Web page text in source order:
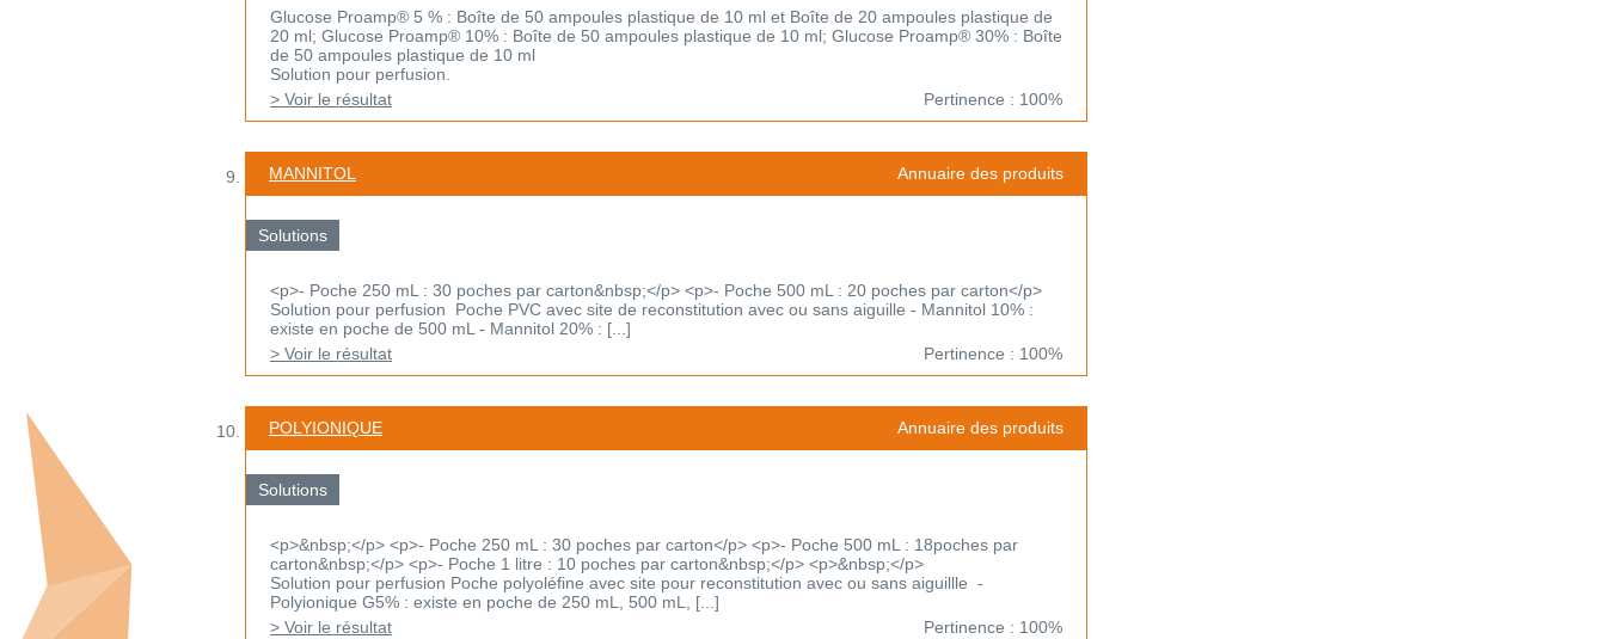
Glucose Proamp® 5 % : Boîte de 50 ampoules plastique de 10 ml et Boîte de 20 ampoules plastique de
20 ml; Glucose Proamp® 10% : Boîte de 50 ampoules plastique de 10 ml; Glucose Proamp® 30% : Boîte
de 50 ampoules plastique de 10 ml
Solution pour perfusion.
> Voir le résultat
Pertinence : 100%
MANNITOL Annuaire des produits
Solutions
<p>- Poche 250 mL : 30 poches par carton&nbsp;</p> <p>- Poche 500 mL : 20 poches par carton</p>
Solution pour perfusion Poche PVC avec site de reconstitution avec ou sans aiguille - Mannitol 10% :
existe en poche de 500 mL - Mannitol 20% : [...]
> Voir le résultat
Pertinence : 100%
POLYIONIQUE Annuaire des produits
Solutions
<p>&nbsp;</p> <p>- Poche 250 mL : 30 poches par carton</p> <p>- Poche 500 mL : 18poches par
carton&nbsp;</p> <p>- Poche 1 litre : 10 poches par carton&nbsp;</p> <p>&nbsp;</p>
Solution pour perfusion Poche polyoléfine avec site pour reconstitution avec ou sans aiguillle -
Polyionique G5% : existe en poche de 250 mL, 500 mL, [...]
> Voir le résultat
Pertinence : 100%